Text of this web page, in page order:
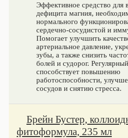
Эффективное средство для
дефицита магния,
нормального
сердечно-сосудистой и
Помогает улучшить
артериальное давление,
зубы, а также снизить
болей и судорог.
способствует повышению
работоспособности,
сосудов и снятию стресса.
Брейн Бустер,
фитоформула, 235 мл